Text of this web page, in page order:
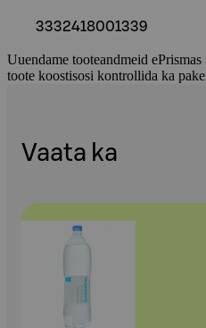
3332418001339
Uuendame tooteandmeid
toote koostisosi kontrollida ka
Vaata ka